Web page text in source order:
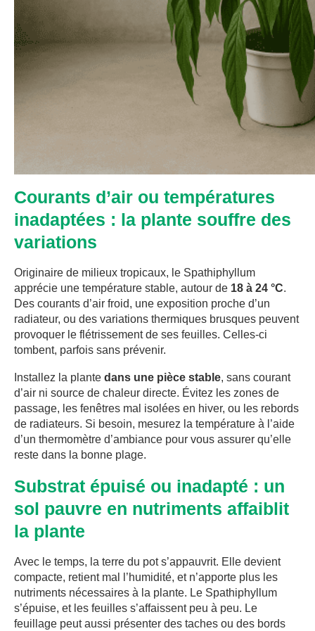
Courants d’air ou températures
inadaptées : la plante souffre des
variations
Originaire de milieux tropicaux, le Spathiphyllum
apprécie une température stable, autour de 18 à 24 °C.
Des courants d’air froid, une exposition proche d’un
radiateur, ou des variations thermiques brusques peuvent
provoquer le flétrissement de ses feuilles. Celles-ci
tombent, parfois sans prévenir.
Installez la plante dans une pièce stable, sans courant
d’air ni source de chaleur directe. Évitez les zones de
passage, les fenêtres mal isolées en hiver, ou les rebords
de radiateurs. Si besoin, mesurez la température à l’aide
d’un thermomètre d’ambiance pour vous assurer qu’elle
reste dans la bonne plage.
Substrat épuisé ou inadapté : un
sol pauvre en nutriments affaiblit
la plante
Avec le temps, la terre du pot s’appauvrit. Elle devient
compacte, retient mal l’humidité, et n’apporte plus les
nutriments nécessaires à la plante. Le Spathiphyllum
s’épuise, et les feuilles s’affaissent peu à peu. Le
feuillage peut aussi présenter des taches ou des bords